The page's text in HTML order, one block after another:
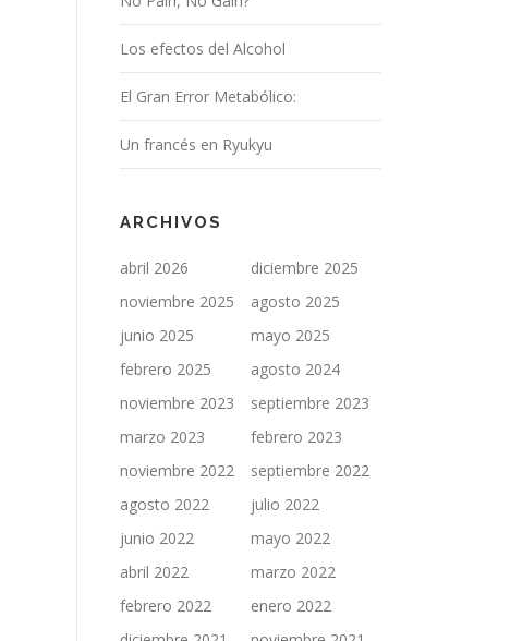
Los efectos del Alcohol
El Gran Error Metabólico:
Un francés en Ryukyu
ARCHIVOS
abril 2026
diciembre 2025
noviembre 2025
agosto 2025
junio 2025
mayo 2025
febrero 2025
agosto 2024
noviembre 2023
septiembre 2023
marzo 2023
febrero 2023
noviembre 2022
septiembre 2022
agosto 2022
julio 2022
junio 2022
mayo 2022
abril 2022
marzo 2022
febrero 2022
enero 2022